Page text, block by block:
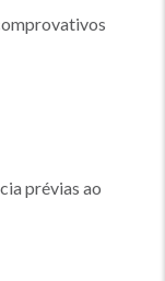
prévias ao